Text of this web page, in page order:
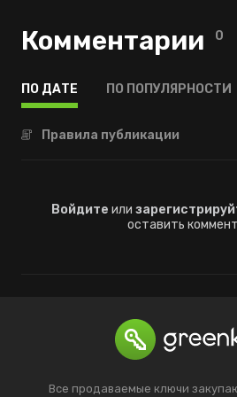
Комментарии 0
ПО ДАТЕ ПО ПОПУЛЯРНОСТИ
Правила публикации
Войдите или
оставить
Все продаваемые ключи